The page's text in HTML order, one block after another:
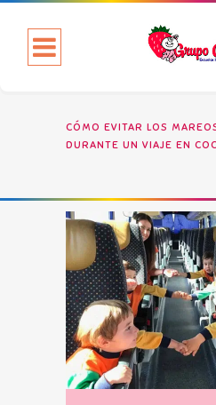
CÓMO EVITAR LOS
DURANTE UN VIAJE EN